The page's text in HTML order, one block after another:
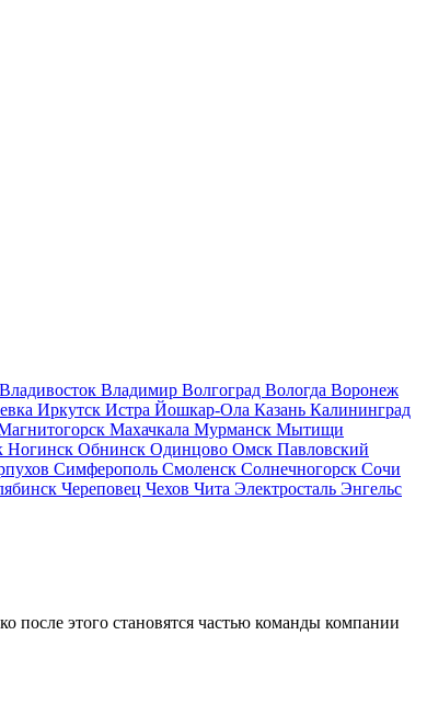
Владивосток Владимир Волгоград Вологда Воронеж
Иркутск Истра Йошкар-Ола Казань Калининград
Махачкала Мурманск Мытищи
Ногинск Обнинск Одинцово Омск Павловский
Симферополь Смоленск Солнечногорск Сочи
Череповец Чехов Чита Электросталь Энгельс
после этого становятся частью команды компании